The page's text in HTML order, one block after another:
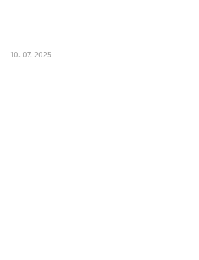
10. 07. 2025